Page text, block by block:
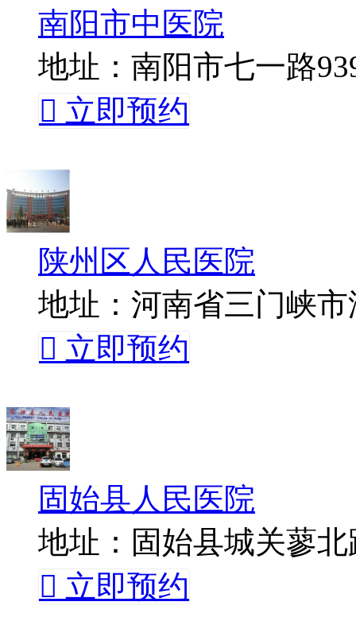
南阳市中医院
地址：南阳市七一路
 立即预约
陕州区人民医院
地址：河南省三门峡
 立即预约
固始县人民医院
地址：固始县城关蓼北
 立即预约